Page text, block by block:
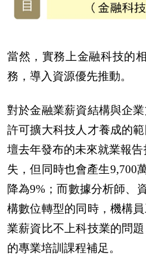
當然，實務上金融科技的
務，導入資源優先推動。
對於金融業薪資結構與企
許可擴大科技人才養成的
壇去年發布的未來就業報
失，但同時也會產生9,700
降為9%；而數據分析師、
構數位轉型的同時，機構
業薪資比不上科技業的問
的專業培訓課程補足。